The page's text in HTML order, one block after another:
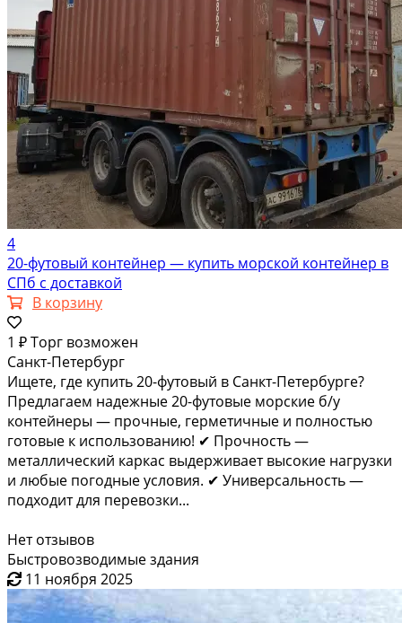
4
20-футовый контейнер — купить морской контейнер в
СПб с доставкой
В корзину
1 ₽Торг возможен
Санкт-Петербург
Ищете, где купить 20-футовый в Санкт-Петербурге?
Предлагаем надежные 20-футовые морские б/у
контейнеры — прочные, герметичные и полностью
готовые к использованию! ✔ Прочность —
металлический каркас выдерживает высокие нагрузки
и любые погодные условия. ✔ Универсальность —
подходит для перевозки...
Нет отзывов
Быстровозводимые здания
11 ноября 2025